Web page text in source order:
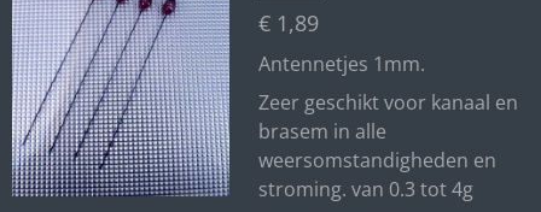
€ 1,89
Antennetjes 1mm.
Zeer geschikt voor kanaal en
brasem in alle
weersomstandigheden en
stroming. van 0.3 tot 4g